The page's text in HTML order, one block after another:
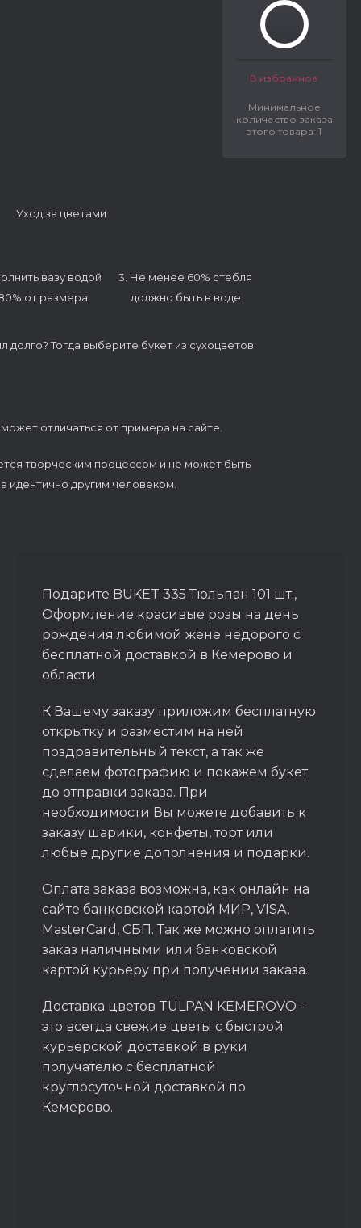
В избранное
Минимальное
количество заказа
этого товара: 1
Уход за цветами
вазу водой
от размера
3. Не менее 60% стебля
должно быть в воде
долго? Тогда выберите букет из сухоцветов
отличаться от примера на сайте.
творческим процессом и не может быть
идентично другим человеком.
Подарите BUKET 335 Тюльпан 101 шт.,
Оформление красивые розы на день
рождения любимой жене недорого с
бесплатной доставкой в Кемерово и
области
К Вашему заказу приложим бесплатную
открытку и разместим на ней
поздравительный текст, а так же
сделаем фотографию и покажем букет
до отправки заказа. При
необходимости Вы можете добавить к
заказу шарики, конфеты, торт или
любые другие дополнения и подарки.
Оплата заказа возможна, как онлайн на
сайте банковской картой МИР, VISA,
MasterCard, СБП. Так же можно оплатить
заказ наличными или банковской
картой курьеру при получении заказа.
Доставка цветов TULPAN KEMEROVO -
это всегда свежие цветы с быстрой
курьерской доставкой в руки
получателю с бесплатной
круглосуточной доставкой по
Кемерово.